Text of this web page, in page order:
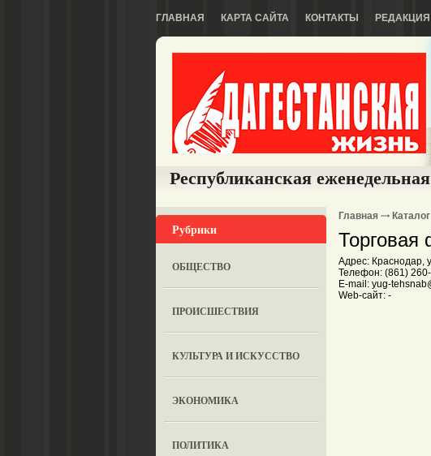
ГЛАВНАЯ КАРТА САЙТА КОНТАКТЫ РЕДАКЦИЯ
Республиканская еженедельная
Рубрики
ОБЩЕСТВО
ПРОИСШЕСТВИЯ
КУЛЬТУРА И ИСКУССТВО
ЭКОНОМИКА
ПОЛИТИКА
Главная
Адрес: Краснодар,
Телефон: (861)
E-mail: yug-
Web-сайт: -